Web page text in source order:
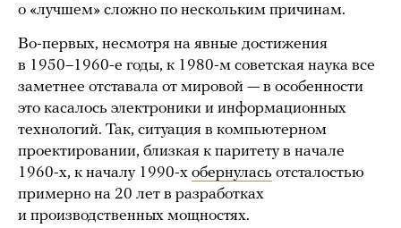
о «лучшем» сложно по нескольким причинам.
Во-первых, несмотря на явные достижения
в 1950–1960-е годы, к 1980-м советская наука все
заметнее отставала от мировой — в особенности
это касалось электроники и информационных
технологий. Так, ситуация в компьютерном
проектировании, близкая к паритету в начале
1960-х, к началу 1990-х обернулась отсталостью
примерно на 20 лет в разработках
и производственных мощностях.